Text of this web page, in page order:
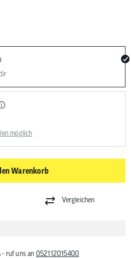
möglich
Warenkorb
Vergleichen
ruf uns an 052112015400